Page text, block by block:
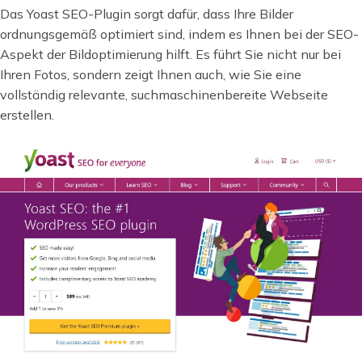
Das Yoast SEO-Plugin sorgt dafür, dass Ihre Bilder
ordnungsgemäß optimiert sind, indem es Ihnen bei der SEO-
Aspekt der Bildoptimierung hilft. Es führt Sie nicht nur bei
Ihren Fotos, sondern zeigt Ihnen auch, wie Sie eine
vollständig relevante, suchmaschinenbereite Webseite
erstellen.